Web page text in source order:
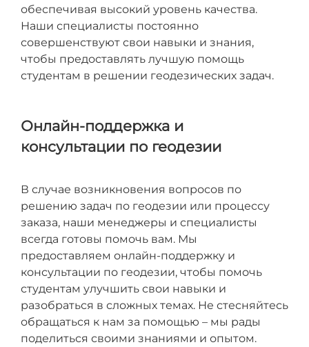
обеспечивая высокий уровень качества.
Наши специалисты постоянно
совершенствуют свои навыки и знания,
чтобы предоставлять лучшую помощь
студентам в решении геодезических задач.
Онлайн-поддержка и
консультации по геодезии
В случае возникновения вопросов по
решению задач по геодезии или процессу
заказа, наши менеджеры и специалисты
всегда готовы помочь вам. Мы
предоставляем онлайн-поддержку и
консультации по геодезии, чтобы помочь
студентам улучшить свои навыки и
разобраться в сложных темах. Не стесняйтесь
обращаться к нам за помощью – мы рады
поделиться своими знаниями и опытом.